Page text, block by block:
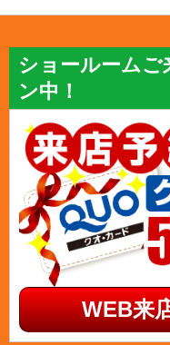
ショールームご
ン中！
WEB来